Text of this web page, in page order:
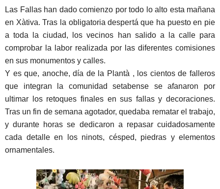
Las Fallas han dado comienzo por todo lo alto esta mañana
en Xàtiva. Tras la obligatoria despertá que ha puesto en pie
a toda la ciudad, los vecinos han salido a la calle para
comprobar la labor realizada por las diferentes comisiones
en sus monumentos y calles.
Y es que, anoche, día de la Plantà , los cientos de falleros
que integran la comunidad setabense se afanaron por
ultimar los retoques finales en sus fallas y decoraciones.
Tras un fin de semana agotador, quedaba rematar el trabajo,
y durante horas se dedicaron a repasar cuidadosamente
cada detalle en los ninots, césped, piedras y elementos
ornamentales.